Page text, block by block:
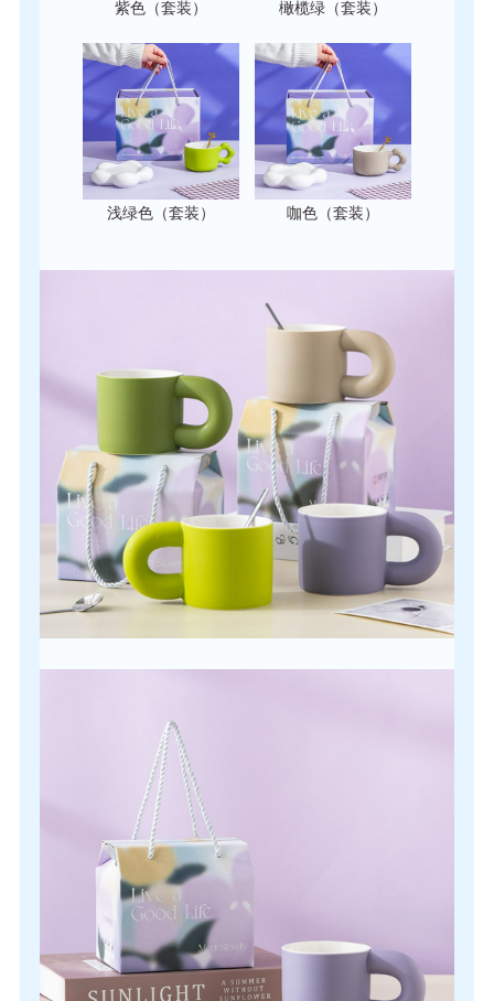
紫色（套装） 橄榄绿（套装）
浅绿色（套装） 咖色（套装）